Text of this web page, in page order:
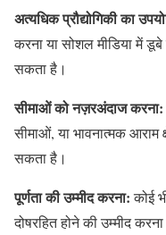
अत्यधिक प्रौद्योगिकी का
करना या सोशल मीडिया में
सकता है।
सीमाओं को नज़रअंदाज करना:
सीमाओं, या भावनात्मक
सकता है।
पूर्णता की उम्मीद करना:कोई
दोषरहित होने की उम्मीद